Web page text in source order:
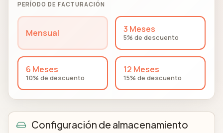
PERÍODO DE FACTURACIÓN
Mensual 3 Meses
5% de descuento
6 Meses
10% de descuento
12 Meses
15% de descuento
Configuración de almacenamiento